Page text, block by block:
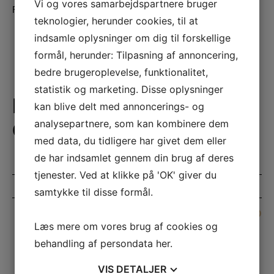
Fra: 35,00 DKK
HOLD DIG
OPDATERET
Vi og vores samarbejdspartnere bruger
teknologier, herunder cookies, til at
indsamle oplysninger om dig til forskellige
formål, herunder: Tilpasning af annoncering,
bedre brugeroplevelse, funktionalitet,
statistik og marketing. Disse oplysninger
kan blive delt med annoncerings- og
analysepartnere, som kan kombinere dem
med data, du tidligere har givet dem eller
de har indsamlet gennem din brug af deres
tjenester. Ved at klikke på 'OK' giver du
samtykke til disse formål.
Læs mere om vores brug af cookies og
behandling af persondata her.
VIS DETALJER